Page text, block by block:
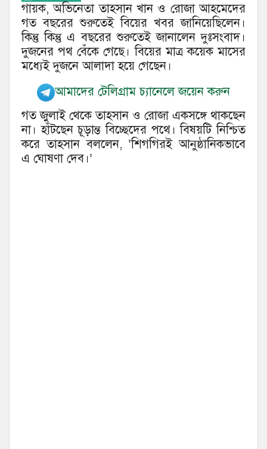
গায়ক, অভিনেতা তাহসান খান ও রোজা আহমেদের
গত বছরের শুরুতেই বিয়ের খবর জানিয়েছিলেন।
কিন্তু কিন্তু এ বছরের শুরুতেই জানালেন দুঃসংবাদ।
দুজনের পথ বেঁকে গেছে। বিয়ের মাত্র কয়েক মাসের
মধ্যেই দুজনে আলাদা হয়ে গেছেন।
আমাদের টেলিগ্রাম চ্যানেলে জয়েন করুন
গত জুলাই থেকে তাহসান ও রোজা একসঙ্গে থাকছেন
না। হাঁটছেন চূড়ান্ত বিচ্ছেদের পথে। বিষয়টি নিশ্চিত
করে তাহসান বললেন, ‘শিগগিরই আনুষ্ঠানিকভাবে
এ ঘোষণা দেব।’